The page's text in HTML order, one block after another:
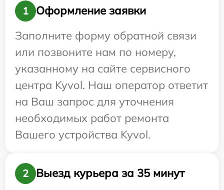
1
Оформление заявки
Заполните форму обратной связи
или позвоните нам по номеру,
указанному на сайте сервисного
центра Kyvol. Наш оператор ответит
на Ваш запрос для уточнения
необходимых работ ремонта
Вашего устройства Kyvol.
2
Выезд курьера за 35 минут